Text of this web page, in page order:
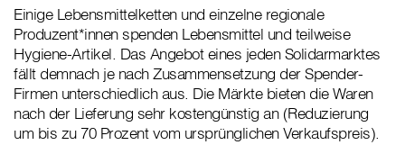
Einige Lebensmittelketten und einzelne regionale
Produzent*innen spenden Lebensmittel und teilweise
Hygiene-Artikel. Das Angebot eines jeden Solidarmarktes
fällt demnach je nach Zusammensetzung der Spender-
Firmen unterschiedlich aus. Die Märkte bieten die Waren
nach der Lieferung sehr kostengünstig an (Reduzierung
um bis zu 70 Prozent vom ursprünglichen Verkaufspreis).